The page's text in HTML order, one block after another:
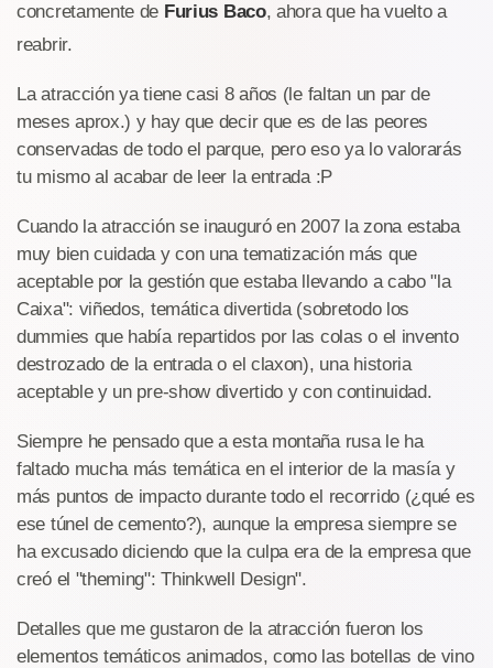
concretamente de Furius Baco, ahora que ha vuelto a
reabrir.
La atracción ya tiene casi 8 años (le faltan un par de
meses aprox.) y hay que decir que es de las peores
conservadas de todo el parque, pero eso ya lo valorarás
tu mismo al acabar de leer la entrada :P
Cuando la atracción se inauguró en 2007 la zona estaba
muy bien cuidada y con una tematización más que
aceptable por la gestión que estaba llevando a cabo "la
Caixa": viñedos, temática divertida (sobretodo los
dummies que había repartidos por las colas o el invento
destrozado de la entrada o el claxon), una historia
aceptable y un pre-show divertido y con continuidad.
Siempre he pensado que a esta montaña rusa le ha
faltado mucha más temática en el interior de la masía y
más puntos de impacto durante todo el recorrido (¿qué es
ese túnel de cemento?), aunque la empresa siempre se
ha excusado diciendo que la culpa era de la empresa que
creó el "theming": Thinkwell Design".
Detalles que me gustaron de la atracción fueron los
elementos temáticos animados, como las botellas de vino